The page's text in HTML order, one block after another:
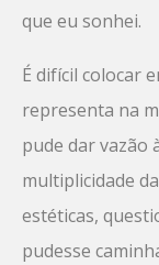
que eu sonhei.
É difícil colocar
representa na
pude dar vazão
multiplicidade
estéticas,
pudesse